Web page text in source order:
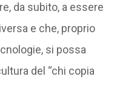
da subito, a essere
e che, proprio
si possa
del “chi copia